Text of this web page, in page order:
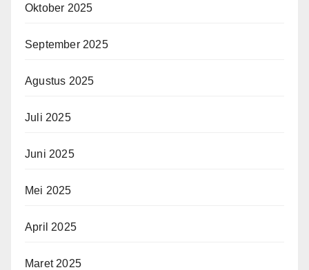
Oktober 2025
September 2025
Agustus 2025
Juli 2025
Juni 2025
Mei 2025
April 2025
Maret 2025